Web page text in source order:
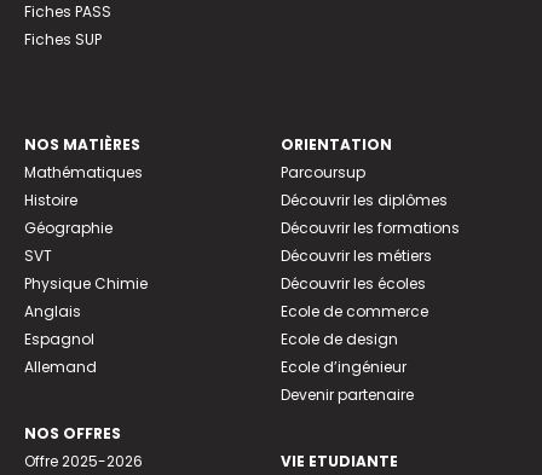
Fiches PASS
Fiches SUP
NOS MATIÈRES
Mathématiques
Histoire
Géographie
SVT
Physique Chimie
Anglais
Espagnol
Allemand
NOS OFFRES
Offre 2025-2026
ORIENTATION
Parcoursup
Découvrir les diplômes
Découvrir les formations
Découvrir les métiers
Découvrir les écoles
Ecole de commerce
Ecole de design
Ecole d’ingénieur
Devenir partenaire
VIE ETUDIANTE